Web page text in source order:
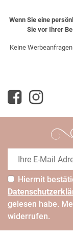
Wenn Sie eine
Sie vor Ihrer
Keine
Hiermit
gelesen habe.
widerrufen.